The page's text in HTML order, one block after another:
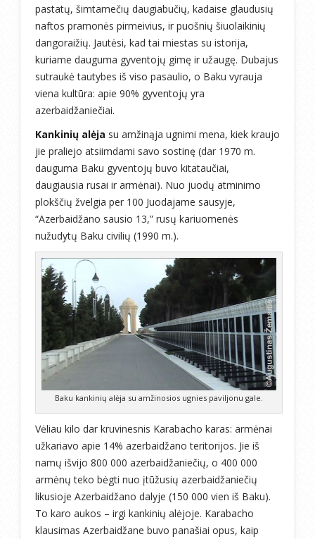
pastatų, šimtamečių daugiabučių, kadaise glaudusių
naftos pramonės pirmeivius, ir puošnių šiuolaikinių
dangoraižių. Jautėsi, kad tai miestas su istorija,
kuriame dauguma gyventojų gimę ir užaugę. Dubajus
sutraukė tautybes iš viso pasaulio, o Baku vyrauja
viena kultūra: apie 90% gyventojų yra
azerbaidžaniečiai.
Kankinių alėja su amžinąja ugnimi mena, kiek kraujo
jie praliejo atsiimdami savo sostinę (dar 1970 m.
dauguma Baku gyventojų buvo kitataučiai,
daugiausia rusai ir armėnai). Nuo juodų atminimo
plokščių žvelgia per 100 Juodajame sausyje,
“Azerbaidžano sausio 13,” rusų kariuomenės
nužudytų Baku civilių (1990 m.).
Baku kankinių alėja su amžinosios ugnies paviljonu gale.
Vėliau kilo dar kruvinesnis Karabacho karas: armėnai
užkariavo apie 14% azerbaidžano teritorijos. Jie iš
namų išvijo 800 000 azerbaidžaniečių, o 400 000
armėnų teko bėgti nuo įtūžusių azerbaidžaniečių
likusioje Azerbaidžano dalyje (150 000 vien iš Baku).
To karo aukos – irgi kankinių alėjoje. Karabacho
klausimas Azerbaidžane buvo panašiai opus, kaip